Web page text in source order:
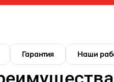
Гарантия Наши